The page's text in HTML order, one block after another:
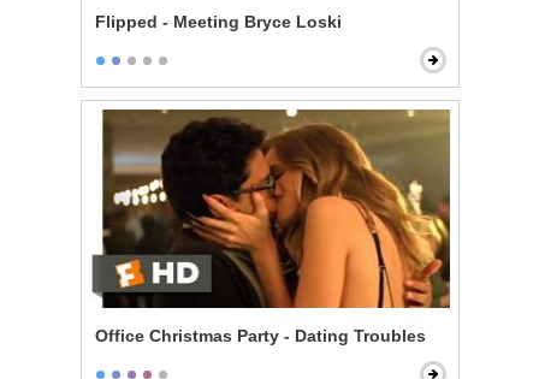
Flipped - Meeting Bryce Loski
Office Christmas Party - Dating Troubles